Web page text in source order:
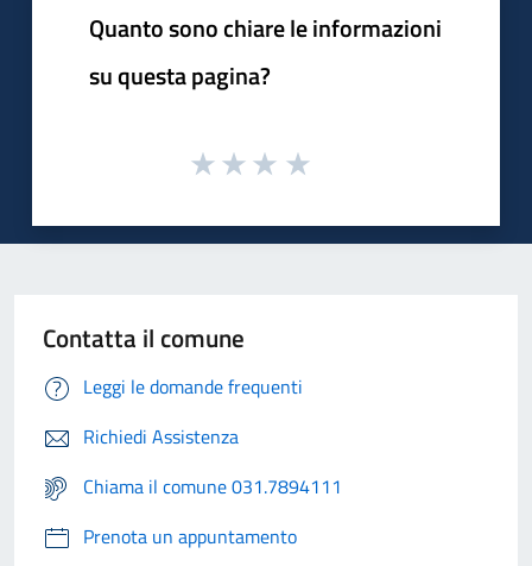
Quanto sono chiare le informazioni
su questa pagina?
Contatta il comune
Leggi le domande frequenti
Richiedi Assistenza
Chiama il comune 031.7894111
Prenota un appuntamento